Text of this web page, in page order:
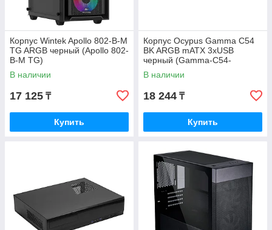
Корпус Wintek Apollo 802-B-M
TG ARGB черный (Apollo 802-
B-M TG)
В наличии
17 125 ₸
Купить
Корпус Ocypus Gamma C54
BK ARGB mATX 3xUSB
черный (Gamma-C54-
BKD300XX-GL)
В наличии
18 244 ₸
Купить